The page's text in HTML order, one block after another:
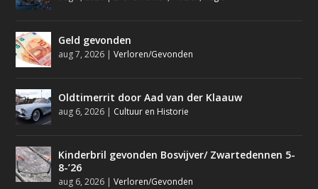
Geld gevonden
aug 7, 2026 |Verloren/Gevonden
Oldtimerrit door Aad van der Klaauw
aug 6, 2026 | Cultuur en Historie
Kinderbril gevonden Bosvijver/ Zwartedennen 5-
8-’26
aug 6, 2026 |Verloren/Gevonden